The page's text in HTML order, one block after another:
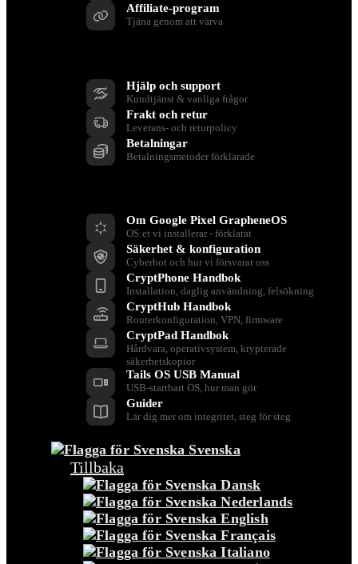
Affiliate-program
Tjäna genom att värva
Hjälp och support
Kundtjänst & vanliga frågor
Frakt och retur
Leverans- och returpolicy
Betalningar
Betalningsmetoder förklarade
Om Google Pixel GrapheneOS
OS:et vi installerar - förklarat
Säkerhet & konfiguration
Cyberhot och hur vi försvarar oss
CryptPhone Handbok
Installation, daglig användning, felsökning
CryptHub Handbok
Routerkonfiguration, VPN, firmware
CryptPad Handbok
Hårdvara, operativsystem, krypterade
säkerhetskopior
Tails OS USB Manual
USB-startbart OS, hur man gör
Guider
Lär dig mer om integritet, steg för steg
Svenska
Tillbaka
Dansk
Nederlands
English
Français
Italiano